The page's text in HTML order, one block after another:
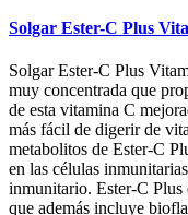
Solgar Ester-C Plus
Solgar Ester-C Plus
muy concentrada que
de esta vitamina C
más fácil de digerir de
metabolitos de Ester-C
en las células
inmunitario. Ester-C Plus
que además incluye